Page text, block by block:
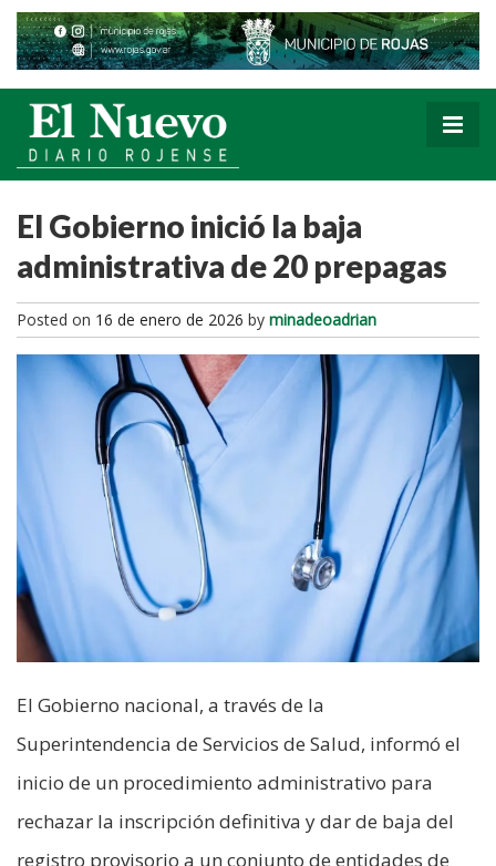
El Gobierno inició la baja
administrativa de 20 prepagas
Posted on 16 de enero de 2026 by minadeoadrian
El Gobierno nacional, a través de la
Superintendencia de Servicios de Salud, informó el
inicio de un procedimiento administrativo para
rechazar la inscripción definitiva y dar de baja del
registro provisorio a un conjunto de entidades de